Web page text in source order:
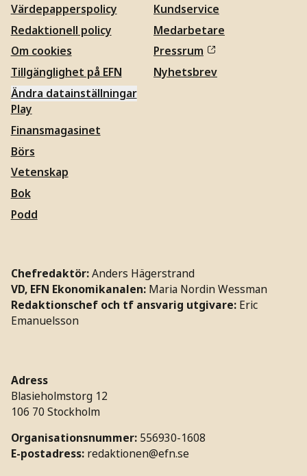
Värdepapperspolicy
Redaktionell policy
Om cookies
Tillgänglighet på EFN
Ändra datainställningar
Kundservice
Medarbetare
Pressrum
Nyhetsbrev
Play
Finansmagasinet
Börs
Vetenskap
Bok
Podd
Chefredaktör:Anders Hägerstrand
VD, EFN Ekonomikanalen: Maria Nordin Wessman
Redaktionschef och tf ansvarig utgivare: Eric
Emanuelsson
Adress
Blasieholmstorg 12
106 70 Stockholm
Organisationsnummer: 556930-1608
E-postadress: redaktionen@efn.se